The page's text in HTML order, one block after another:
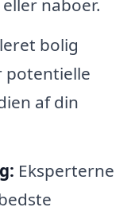
naboer.
bolig
potentielle
af din
Eksperterne